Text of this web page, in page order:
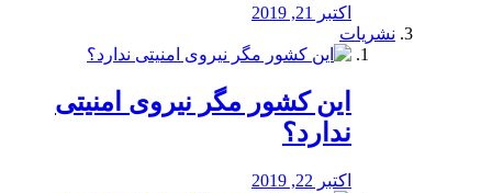
اکتبر 21, 2019
نشریات
این کشور مگر نیروی امنیتی
ندارد؟
اکتبر 22, 2019